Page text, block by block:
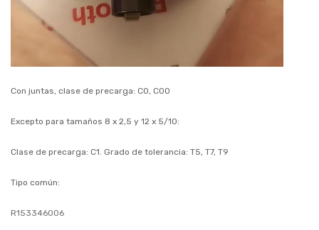
Con juntas, clase de precarga: C0, C00
Excepto para tamaños 8 x 2,5 y 12 x 5/10:
Clase de precarga: C1. Grado de tolerancia: T5, T7, T9
Tipo común:
R153346006